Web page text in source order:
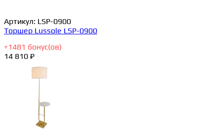
Артикул: LSP-0900
Торшер Lussole LSP-0900
+1481 бонус(ов)
14 810 ₽